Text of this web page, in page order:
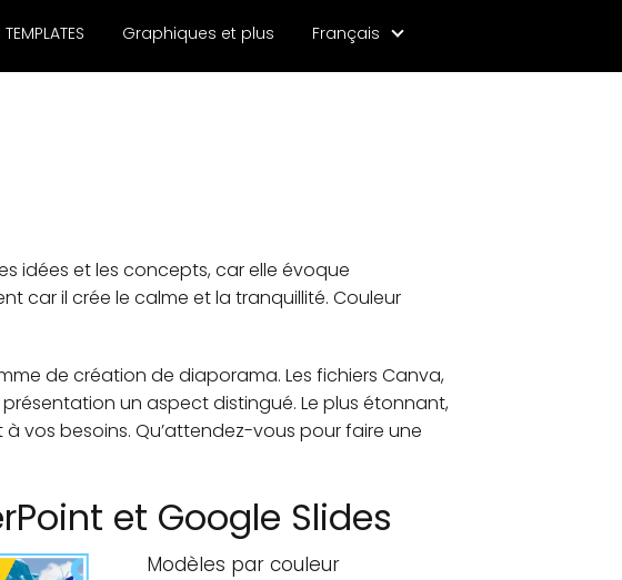
Graphiques et plus Français
idées et les concepts, car elle évoque
car il crée le calme et la tranquillité. Couleur
de création de diaporama. Les fichiers Canva,
un aspect distingué. Le plus étonnant,
vos besoins. Qu’attendez-vous pour faire une
et Google Slides
Modèles par couleur